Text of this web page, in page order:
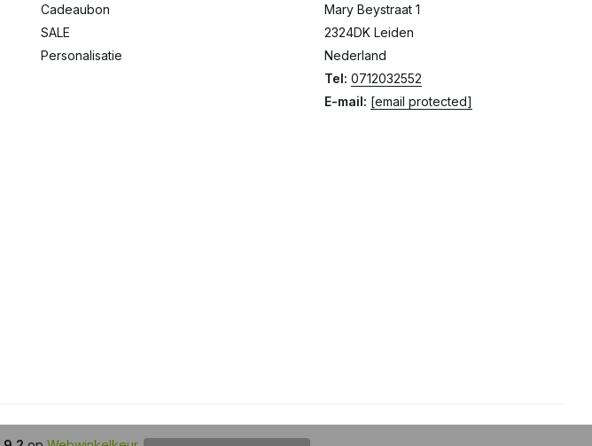
Cadeaubon
SALE
Personalisatie
Mary Beystraat 1
2324DK Leiden
Nederland
Tel: 0712032552
E-mail: [email protected]